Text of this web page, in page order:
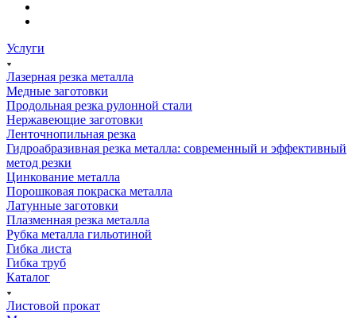
Услуги
Лазерная резка металла
Медные заготовки
Продольная резка рулонной стали
Нержавеющие заготовки
Ленточнопильная резка
Гидроабразивная резка металла: современный и эффективный
метод резки
Цинкование металла
Порошковая покраска металла
Латунные заготовки
Плазменная резка металла
Рубка металла гильотиной
Гибка листа
Гибка труб
Каталог
Листовой прокат